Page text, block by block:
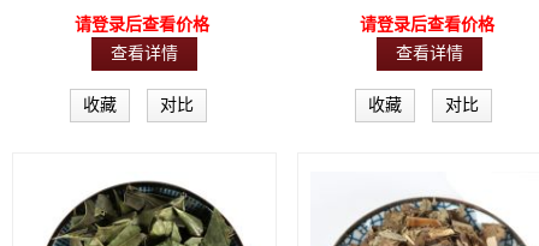
请登录后查看价格
查看详情
收藏 对比
请登录后查看价格
查看详情
收藏 对比